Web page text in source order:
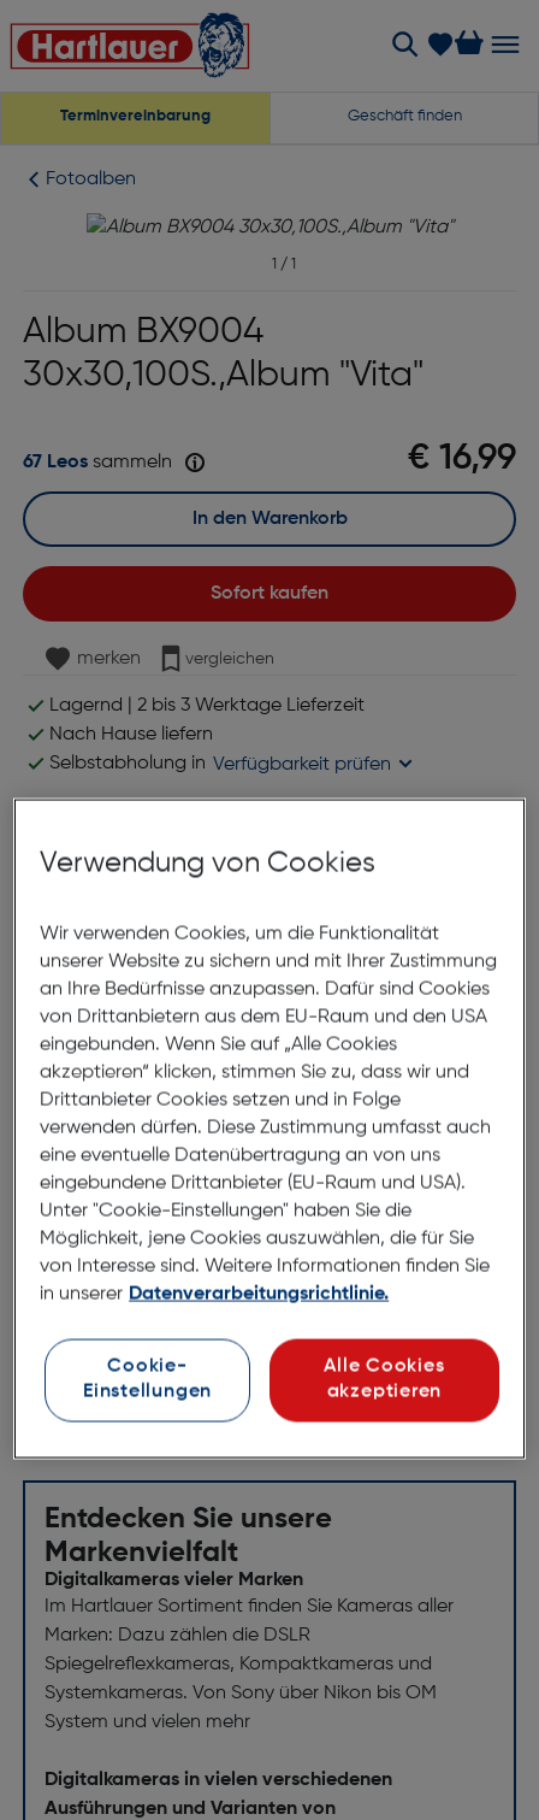
Terminvereinbarung Geschäft finden
Fotoalben
1 / 1
Album BX9004
30x30,100S.,Album "Vita"
€ 16,99
67 Leossammeln
Sofort kaufen
In den Warenkorb
merken vergleichen
Lagernd | 2 bis 3 Werktage Lieferzeit
Nach Hause liefern
Selbstabholung in Verfügbarkeit prüfen
Produktbeschreibung
"Vita"
ArtNr.: 440408912
Sie haben eine große Anzahl von
Fotos, die Sie aufbewahren und
schützen möchten?
Dann sind unsere Jumboalben bestens dazu
geeignet!
Technische Daten
Merkmale
Maximale Kapazität [Blätter]: 100
Medienabmessungen (Einzelblatt): 30x30
Entdecken Sie unsere
Markenvielfalt
Digitalkameras vieler Marken
Im Hartlauer Sortiment finden Sie Kameras aller
Marken: Dazu zählen die DSLR
Spiegelreflexkameras, Kompaktkameras und
Systemkameras. Von Sony über Nikon bis OM
System und vielen mehr
Digitalkameras in vielen verschiedenen
Ausführungen und Varianten von
Verwendung von Cookies
Wir verwenden Cookies, um die Funktionalität
unserer Website zu sichern und mit Ihrer Zustimmung
an Ihre Bedürfnisse anzupassen. Dafür sind Cookies
von Drittanbietern aus dem EU-Raum und den USA
eingebunden. Wenn Sie auf „Alle Cookies
akzeptieren“ klicken, stimmen Sie zu, dass wir und
Drittanbieter Cookies setzen und in Folge
verwenden dürfen. Diese Zustimmung umfasst auch
eine eventuelle Datenübertragung an von uns
eingebundene Drittanbieter (EU-Raum und USA).
Unter "Cookie-Einstellungen" haben Sie die
Möglichkeit, jene Cookies auszuwählen, die für Sie
von Interesse sind. Weitere Informationen finden Sie
in unserer Datenverarbeitungsrichtlinie.
Cookie-
Einstellungen
Alle Cookies
akzeptieren